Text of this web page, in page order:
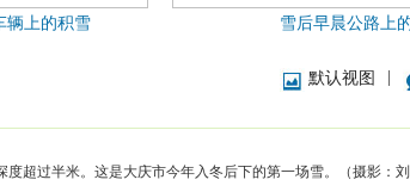
辆上的积雪 雪后早晨公路上
默认视图
超过半米。这是大庆市今年入冬后下的第一场雪。（摄影：刘